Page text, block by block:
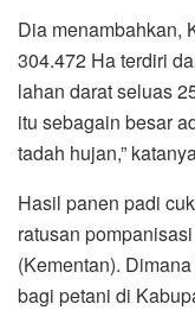
Dia menambahkan,
304.472 Ha terdiri
lahan darat seluas
itu sebagain besar
tadah hujan,”
Hasil panen padi
ratusan
(Kementan).
bagi petani di